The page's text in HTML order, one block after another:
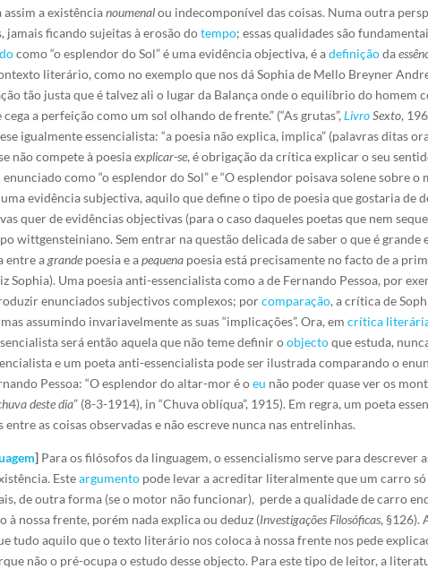
assim a existêncianoumenalou indecomponível das coisas. Numa outra
jamais ficando sujeitas à erosão dotempo; essas qualidades são
como “o esplendor do Sol” é uma evidência objectiva, é adefiniçãoda
literário, como no exemplo que nos dá Sophia de Mello Breyner
tão justa que é talvez ali o lugar da Balança onde o equi­líb­rio do homem
a per­feição como um sol olhando de frente.” (“As grut­as”, LivroSexto,
igualmente essencialista: “a poesia não explica, implica” (palavras ditas
não compete à poesiaexplicar-se, é obrigação da crítica explicar o seu
como “o esplendor do Sol” e “O esplendor poisava solene sobre o
evidência subjectiva, aquilo que define o tipo de poesia que gostaria de
quer de evidências objectivas (para o caso daqueles poetas que nem
wittgensteiniano. Sem entrar na questão delicada de saber o que é
entre agrande poesia e apequena poesia está precisamente no facto de a
Sophia). Uma poesia anti-essencialista como a de Fernando Pessoa, por
enunciados subjectivos complexos; porcomparação, a crítica de
mas assumindo invariavelmente as suas “implicações”. Ora, emcrítica
será então aquela que não teme definir oobjectoque estuda,
e um poeta anti-essencialista pode ser ilustrada comparando o
Pessoa: “O esplendor do altar-mor é oeu não poder quase ver os
deste dia” (8-3-1914), in “Chuva oblíqua”, 1915). Em regra, um poeta
entre as coisas observadas e não escreve nunca nas entrelinhas.
] Para os filósofos da linguagem, o essencialismo serve para
Esteargumento pode levar a acreditar literalmente que um carro
de outra forma (se o motor não funcionar), perde a qualidade de carro
à nossa frente, porém nada explica ou deduz (Investigações Filosóficas, §126).
tudo aquilo que o texto literário nos coloca à nossa frente nos pede
não o pré-ocupa o estudo desse objecto. Para este tipo de leitor, a